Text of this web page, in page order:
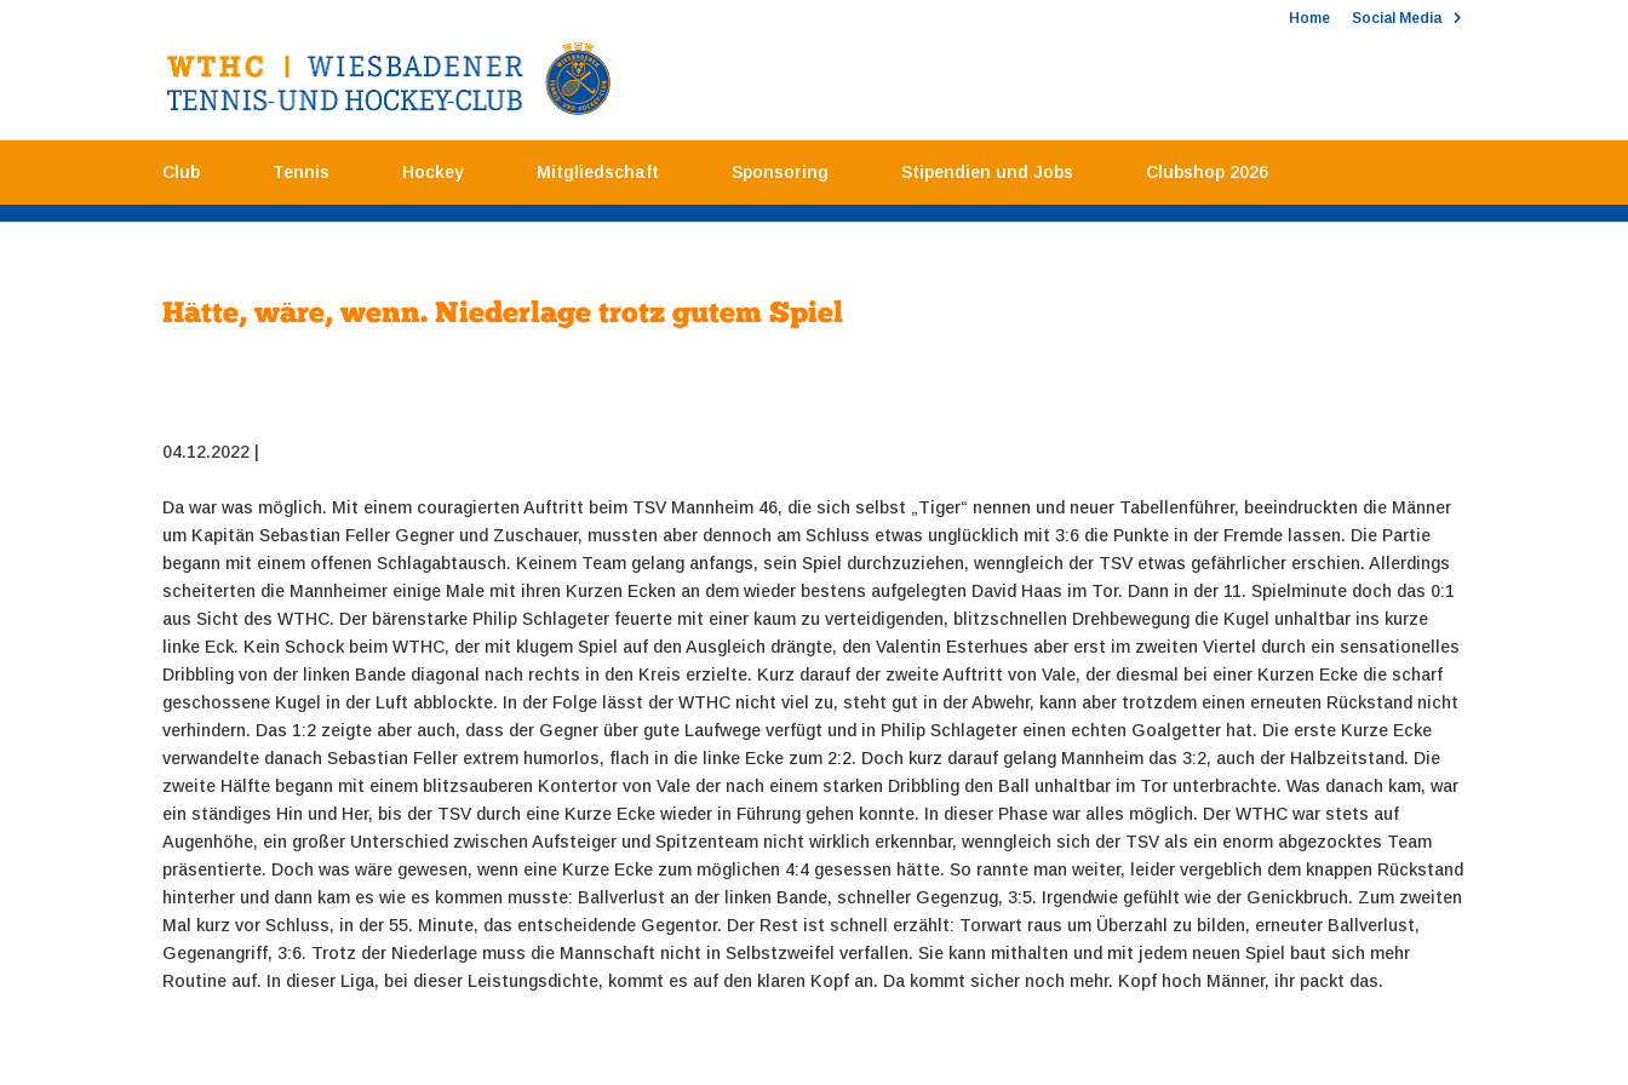
Home Social Media
Club Tennis Hockey Mitgliedschaft Sponsoring Stipendien und Jobs Clubshop 2026
Hätte, wäre, wenn. Niederlage trotz gutem Spiel
04.12.2022 |
Da war was möglich. Mit einem couragierten Auftritt beim TSV Mannheim 46, die sich selbst „Tiger“ nennen und neuer Tabellenführer, beeindruckten die Männer
um Kapitän Sebastian Feller Gegner und Zuschauer, mussten aber dennoch am Schluss etwas unglücklich mit 3:6 die Punkte in der Fremde lassen. Die Partie
begann mit einem offenen Schlagabtausch. Keinem Team gelang anfangs, sein Spiel durchzuziehen, wenngleich der TSV etwas gefährlicher erschien. Allerdings
scheiterten die Mannheimer einige Male mit ihren Kurzen Ecken an dem wieder bestens aufgelegten David Haas im Tor. Dann in der 11. Spielminute doch das 0:1
aus Sicht des WTHC. Der bärenstarke Philip Schlageter feuerte mit einer kaum zu verteidigenden, blitzschnellen Drehbewegung die Kugel unhaltbar ins kurze
linke Eck. Kein Schock beim WTHC, der mit klugem Spiel auf den Ausgleich drängte, den Valentin Esterhues aber erst im zweiten Viertel durch ein sensationelles
Dribbling von der linken Bande diagonal nach rechts in den Kreis erzielte. Kurz darauf der zweite Auftritt von Vale, der diesmal bei einer Kurzen Ecke die scharf
geschossene Kugel in der Luft abblockte. In der Folge lässt der WTHC nicht viel zu, steht gut in der Abwehr, kann aber trotzdem einen erneuten Rückstand nicht
verhindern. Das 1:2 zeigte aber auch, dass der Gegner über gute Laufwege verfügt und in Philip Schlageter einen echten Goalgetter hat. Die erste Kurze Ecke
verwandelte danach Sebastian Feller extrem humorlos, flach in die linke Ecke zum 2:2. Doch kurz darauf gelang Mannheim das 3:2, auch der Halbzeitstand. Die
zweite Hälfte begann mit einem blitzsauberen Kontertor von Vale der nach einem starken Dribbling den Ball unhaltbar im Tor unterbrachte. Was danach kam, war
ein ständiges Hin und Her, bis der TSV durch eine Kurze Ecke wieder in Führung gehen konnte. In dieser Phase war alles möglich. Der WTHC war stets auf
Augenhöhe, ein großer Unterschied zwischen Aufsteiger und Spitzenteam nicht wirklich erkennbar, wenngleich sich der TSV als ein enorm abgezocktes Team
präsentierte. Doch was wäre gewesen, wenn eine Kurze Ecke zum möglichen 4:4 gesessen hätte. So rannte man weiter, leider vergeblich dem knappen Rückstand
hinterher und dann kam es wie es kommen musste: Ballverlust an der linken Bande, schneller Gegenzug, 3:5. Irgendwie gefühlt wie der Genickbruch. Zum zweiten
Mal kurz vor Schluss, in der 55. Minute, das entscheidende Gegentor. Der Rest ist schnell erzählt: Torwart raus um Überzahl zu bilden, erneuter Ballverlust,
Gegenangriff, 3:6. Trotz der Niederlage muss die Mannschaft nicht in Selbstzweifel verfallen. Sie kann mithalten und mit jedem neuen Spiel baut sich mehr
Routine auf. In dieser Liga, bei dieser Leistungsdichte, kommt es auf den klaren Kopf an. Da kommt sicher noch mehr. Kopf hoch Männer, ihr packt das.